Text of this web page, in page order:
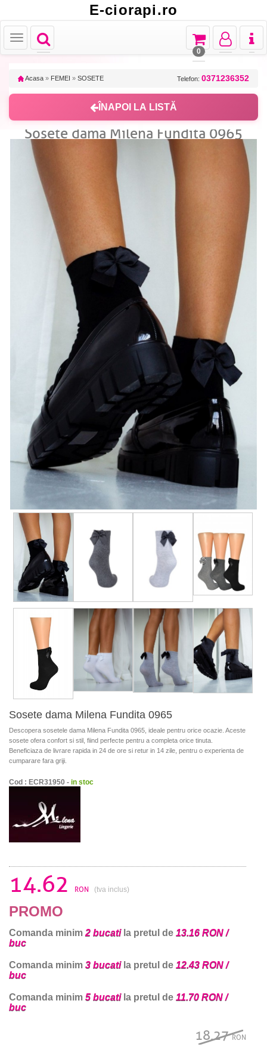
E-ciorapi.ro
Toggle
navigation
Toggle
Toggle
navigation
Toggle
navigation
Toggle
navigation
0
Acasa » FEMEI » SOSETE Telefon: 0371236352
ÎNAPOI LA LISTĂ
Sosete dama Milena Fundita 0965
Sosete dama Milena Fundita 0965
Descopera sosetele dama Milena Fundita 0965, ideale pentru orice ocazie. Aceste
sosete ofera confort si stil, fiind perfecte pentru a completa orice tinuta.
Beneficiaza de livrare rapida in 24 de ore si retur in 14 zile, pentru o experienta de
cumparare fara griji.
Cod : ECR31950 - in stoc
14.62 RON (tva inclus)
PROMO
Comanda minim 2 bucatila pretul de 13.16 RON /
buc
Comanda minim 3 bucatila pretul de 12.43 RON /
buc
Comanda minim 5 bucatila pretul de 11.70 RON /
buc
18.27RON